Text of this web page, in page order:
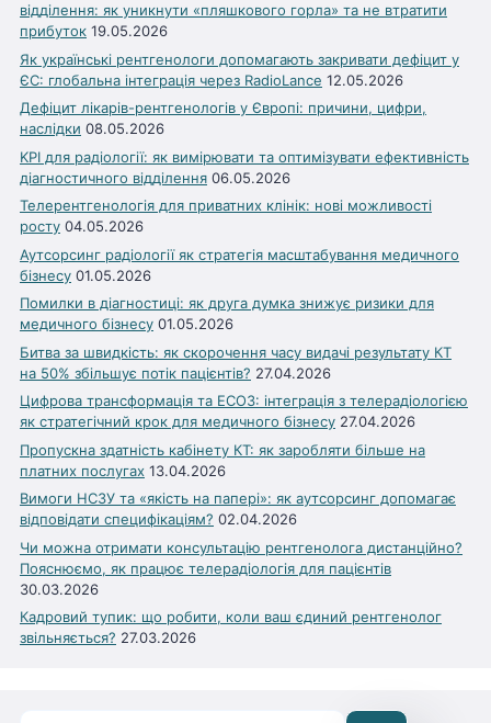
відділення: як уникнути «пляшкового горла» та не втратити
прибуток 19.05.2026
Як українські рентгенологи допомагають закривати дефіцит у
ЄС: глобальна інтеграція через RadioLance 12.05.2026
Дефіцит лікарів-рентгенологів у Європі: причини, цифри,
наслідки 08.05.2026
KPI для радіології: як вимірювати та оптимізувати ефективність
діагностичного відділення 06.05.2026
Телерентгенологія для приватних клінік: нові можливості
росту 04.05.2026
Аутсорсинг радіології як стратегія масштабування медичного
бізнесу 01.05.2026
Помилки в діагностиці: як друга думка знижує ризики для
медичного бізнесу 01.05.2026
Битва за швидкість: як скорочення часу видачі результату КТ
на 50% збільшує потік пацієнтів? 27.04.2026
Цифрова трансформація та ЕСОЗ: інтеграція з телерадіологією
як стратегічний крок для медичного бізнесу 27.04.2026
Пропускна здатність кабінету КТ: як заробляти більше на
платних послугах 13.04.2026
Вимоги НСЗУ та «якість на папері»: як аутсорсинг допомагає
відповідати специфікаціям? 02.04.2026
Чи можна отримати консультацію рентгенолога дистанційно?
Пояснюємо, як працює телерадіологія для пацієнтів
30.03.2026
Кадровий тупик: що робити, коли ваш єдиний рентгенолог
звільняється? 27.03.2026